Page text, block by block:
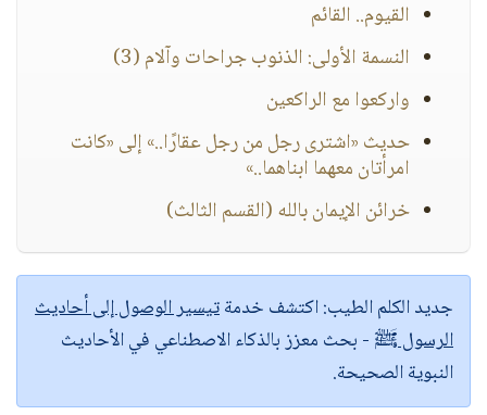
القيوم.. القائم
النسمة الأولى: الذنوب جراحات وآلام (3)
واركعوا مع الراكعين
حديث «اشترى رجل من رجل عقارًا..» إلى «كانت
امرأتان معهما ابناهما..»
خرائن الإيمان بالله (القسم الثالث)
جديد الكلم الطيب:اكتشف خدمةتيسير الوصول إلى أحاديث
الرسول ﷺ - بحث معزز بالذكاء الاصطناعي في الأحاديث
النبوية الصحيحة.